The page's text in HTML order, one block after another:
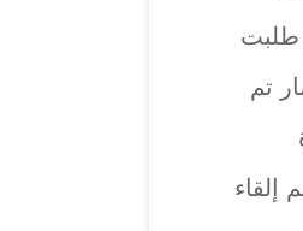
طلبت
تم
إلقاء